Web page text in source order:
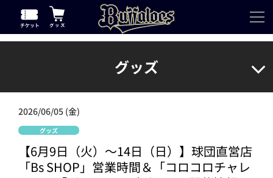
グッズ
2026/06/05 (金)
グッズ
【6月9日（火）～14日（日）】球団直営店
「Bs SHOP」営業時間＆「コロコロチャレ